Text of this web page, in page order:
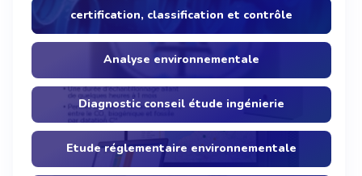
certification, classification et contrôle
Analyse environnementale
Diagnostic conseil étude ingénierie
Etude réglementaire environnementale